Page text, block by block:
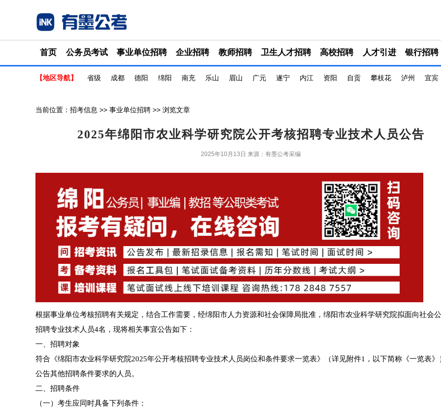
首页 公务员考试 事业单位招聘 企业招聘 教师招聘 卫生人才招聘 高校招聘 人才引进 银行招聘
【地区导航】 省级 成都 德阳 绵阳 南充 乐山 眉山 广元 遂宁 内江 资阳 自贡 攀枝花 泸州 宜宾
当前位置： 招考信息 >> 事业单位招聘 >> 浏览文章
2025年绵阳市农业科学研究院公开考核招聘专业技术人员公告
2025年10月13日 来源：有墨公考采编
根据事业单位考核招聘有关规定，结合工作需要，经绵阳市人力资源和社会保障局批准，绵阳市农业科学研究院拟面向社会
招聘专业技术人员4名，现将相关事宜公告如下：
一、招聘对象
符合《绵阳市农业科学研究院2025年公开考核招聘专业技术人员岗位和条件要求一览表》（详见附件1，以下简称《一览表》
公告其他招聘条件要求的人员。
二、招聘条件
（一）考生应同时具备下列条件：